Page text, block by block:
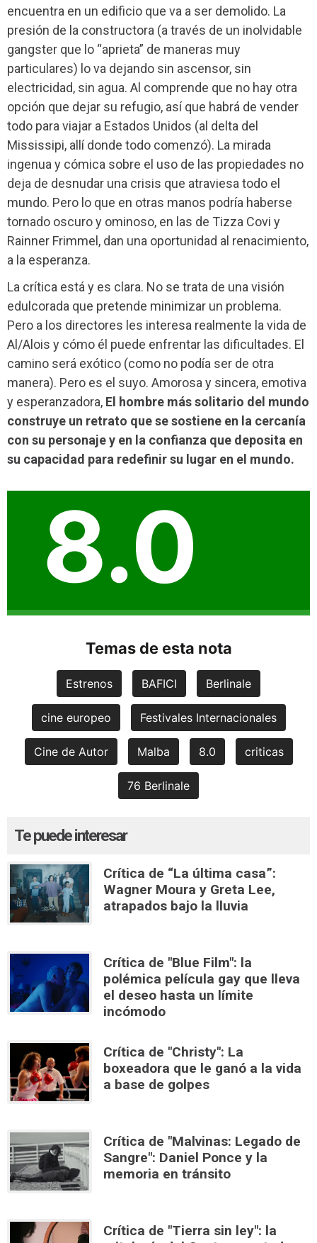
encuentra en un edificio que va a ser demolido. La
presión de la constructora (a través de un inolvidable
gangster que lo “aprieta” de maneras muy
particulares) lo va dejando sin ascensor, sin
electricidad, sin agua. Al comprende que no hay otra
opción que dejar su refugio, así que habrá de vender
todo para viajar a Estados Unidos (al delta del
Mississipi, allí donde todo comenzó). La mirada
ingenua y cómica sobre el uso de las propiedades no
deja de desnudar una crisis que atraviesa todo el
mundo. Pero lo que en otras manos podría haberse
tornado oscuro y ominoso, en las de Tizza Covi y
Rainner Frimmel, dan una oportunidad al renacimiento,
a la esperanza.
La crítica está y es clara. No se trata de una visión
edulcorada que pretende minimizar un problema.
Pero a los directores les interesa realmente la vida de
Al/Alois y cómo él puede enfrentar las dificultades. El
camino será exótico (como no podía ser de otra
manera). Pero es el suyo. Amorosa y sincera, emotiva
y esperanzadora, El hombre más solitario del mundo
construye un retrato que se sostiene en la cercanía
con su personaje y en la confianza que deposita en
su capacidad para redefinir su lugar en el mundo.
8.0
Temas de esta nota
Estrenos BAFICI Berlinale
cine europeo Festivales Internacionales
Cine de Autor Malba 8.0 criticas
76 Berlinale
Te puede interesar
Crítica de “La última casa”:
Wagner Moura y Greta Lee,
atrapados bajo la lluvia
Crítica de "Blue Film": la
polémica película gay que lleva
el deseo hasta un límite
incómodo
Crítica de "Christy": La
boxeadora que le ganó a la vida
a base de golpes
Crítica de "Malvinas: Legado de
Sangre": Daniel Ponce y la
memoria en tránsito
Crítica de "Tierra sin ley": la